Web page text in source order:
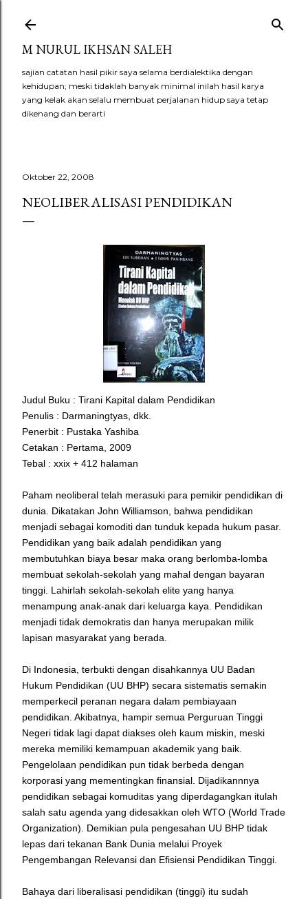
M NURUL IKHSAN SALEH
sajian catatan hasil pikir saya selama berdialektika dengan
kehidupan; meski tidaklah banyak minimal inilah hasil karya
yang kelak akan selalu membuat perjalanan hidup saya tetap
dikenang dan berarti
Oktober 22, 2008
NEOLIBERALISASI PENDIDIKAN
Judul Buku : Tirani Kapital dalam Pendidikan
Penulis : Darmaningtyas, dkk.
Penerbit : Pustaka Yashiba
Cetakan : Pertama, 2009
Tebal : xxix + 412 halaman
Paham neoliberal telah merasuki para pemikir pendidikan di
dunia. Dikatakan John Williamson, bahwa pendidikan
menjadi sebagai komoditi dan tunduk kepada hukum pasar.
Pendidikan yang baik adalah pendidikan yang
membutuhkan biaya besar maka orang berlomba-lomba
membuat sekolah-sekolah yang mahal dengan bayaran
tinggi. Lahirlah sekolah-sekolah elite yang hanya
menampung anak-anak dari keluarga kaya. Pendidikan
menjadi tidak demokratis dan hanya merupakan milik
lapisan masyarakat yang berada.
Di Indonesia, terbukti dengan disahkannya UU Badan
Hukum Pendidikan (UU BHP) secara sistematis semakin
memperkecil peranan negara dalam pembiayaan
pendidikan. Akibatnya, hampir semua Perguruan Tinggi
Negeri tidak lagi dapat diakses oleh kaum miskin, meski
mereka memiliki kemampuan akademik yang baik.
Pengelolaan pendidikan pun tidak berbeda dengan
korporasi yang mementingkan finansial. Dijadikannnya
pendidikan sebagai komuditas yang diperdagangkan itulah
salah satu agenda yang didesakkan oleh WTO (World Trade
Organization). Demikian pula pengesahan UU BHP tidak
lepas dari tekanan Bank Dunia melalui Proyek
Pengembangan Relevansi dan Efisiensi Pendidikan Tinggi.
Bahaya dari liberalisasi pendidikan (tinggi) itu sudah